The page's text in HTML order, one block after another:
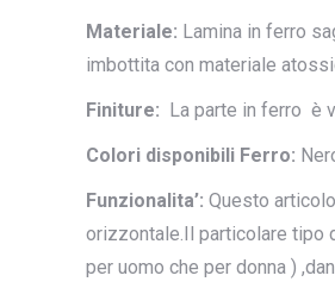
Materiale: Lamina in ferro
imbottita con materiale
Finiture: La parte in ferro è
Colori disponibili Ferro:
Funzionalita’: Questo
orizzontale.Il particolare tipo
per uomo che per donna )